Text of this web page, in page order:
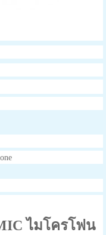
ไมโครโฟน